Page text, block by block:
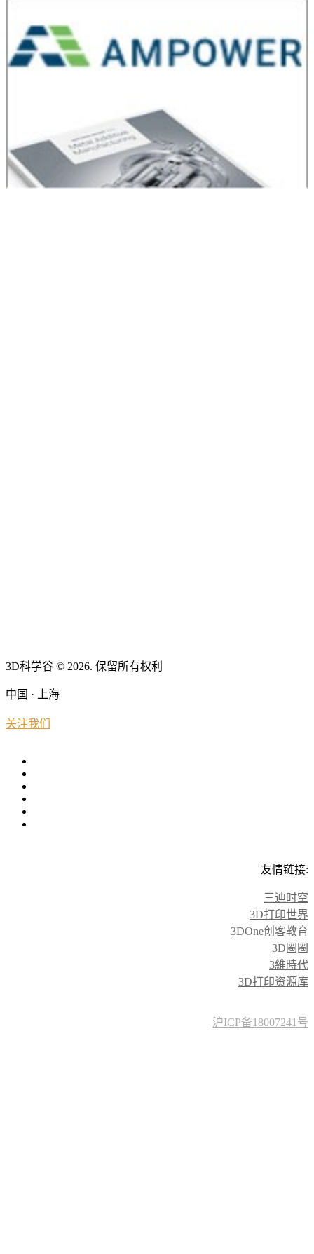
3D科学谷 © 2026. 保留所有权利
中国 · 上海
关注我们
友情链接:
三迪时空
3D打印世界
3DOne创客教育
3D圈圈
3維時代
3D打印资源库
沪ICP备18007241号